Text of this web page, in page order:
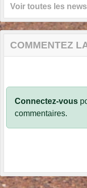
Voir toutes les news
COMMENTEZ
Connectez-vous
commentaires.